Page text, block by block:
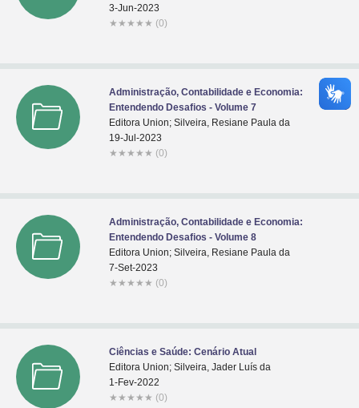
3-Jun-2023
★ ★ ★ ★ ★ (0)
Administração, Contabilidade e Economia:
Entendendo Desafios - Volume 7
Editora Union; Silveira, Resiane Paula da
19-Jul-2023
★ ★ ★ ★ ★ (0)
Administração, Contabilidade e Economia:
Entendendo Desafios - Volume 8
Editora Union; Silveira, Resiane Paula da
7-Set-2023
★ ★ ★ ★ ★ (0)
Ciências e Saúde: Cenário Atual
Editora Union; Silveira, Jader Luís da
1-Fev-2022
★ ★ ★ ★ ★ (0)